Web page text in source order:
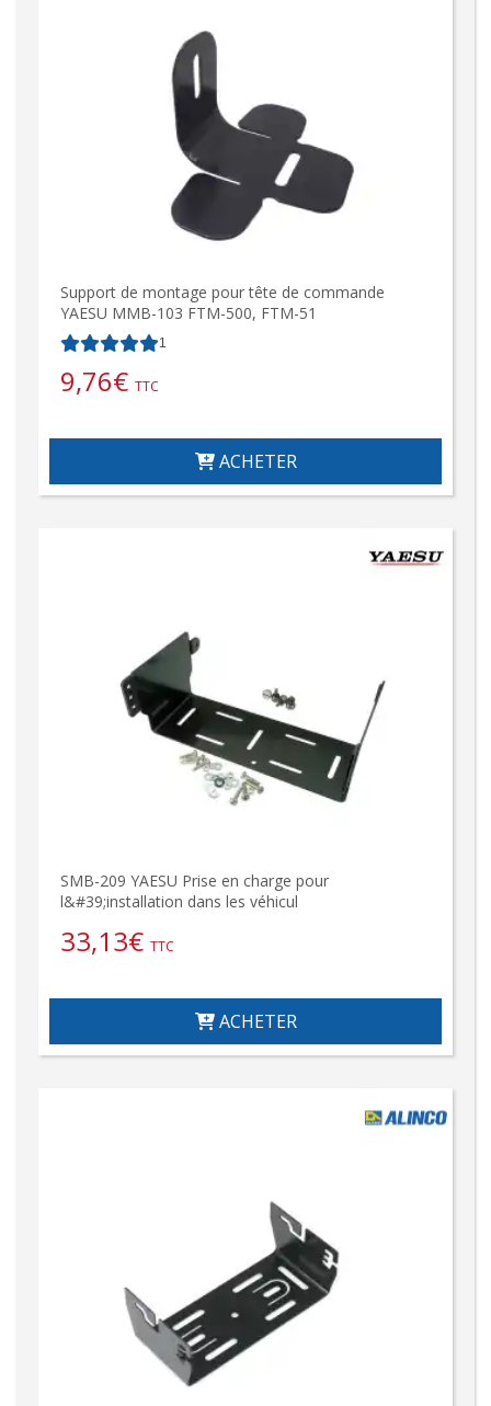
Support de montage pour tête de commande
YAESU MMB-103 FTM-500, FTM-51
1
9,76€ TTC
ACHETER
SMB-209 YAESU Prise en charge pour
l&#39;installation dans les véhicul
33,13€ TTC
ACHETER